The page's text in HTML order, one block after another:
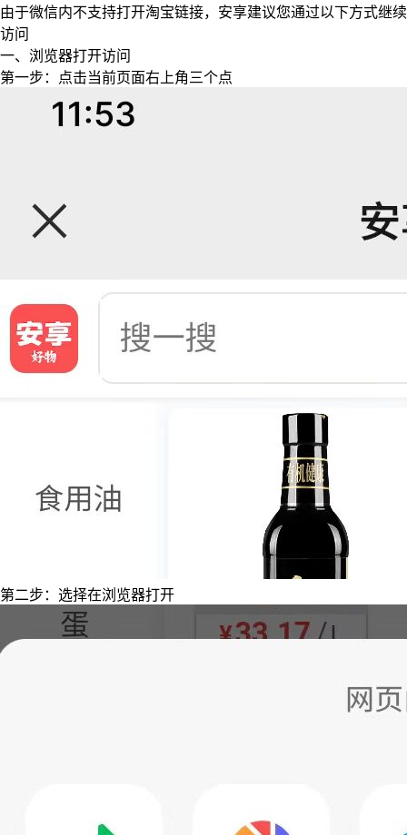
由于微信内不支持打开淘宝链接，安享建议您通过以下方式继续
访问
一、浏览器打开访问
第一步：点击当前页面右上角三个点
第二步：选择在浏览器打开